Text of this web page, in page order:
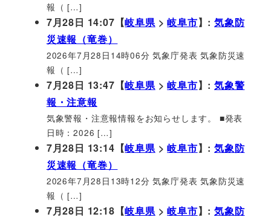
報（ […]
7月28日 14:07【岐阜県>岐阜市】:気象防
災速報（竜巻）
2026年7月28日14時06分 気象庁発表 気象防災速
報（ […]
7月28日 13:47【岐阜県>岐阜市】:気象警
報・注意報
気象警報・注意報情報をお知らせします。 ■発表
日時：2026 […]
7月28日 13:14【岐阜県>岐阜市】:気象防
災速報（竜巻）
2026年7月28日13時12分 気象庁発表 気象防災速
報（ […]
7月28日 12:18【岐阜県>岐阜市】:気象防